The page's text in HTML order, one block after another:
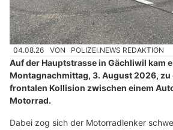
04.08.26 VON POLIZEI.NEWS REDAKTION
Auf der Hauptstrasse in Gächliwil kam
Montagnachmittag, 3. August 2026,
frontalen Kollision zwischen einem
Motorrad.
Dabei zog sich der Motorradlenker